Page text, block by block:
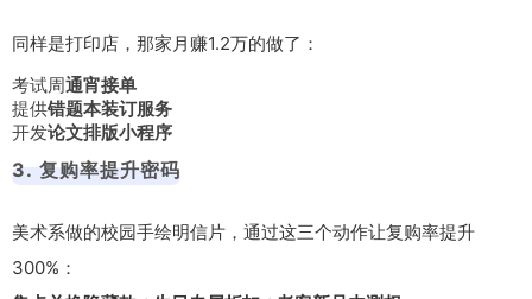
同样是打印店，那家月赚1.2万的做了：
考试周通宵接单
提供错题本装订服务
开发论文排版小程序
3. 复购率提升密码
美术系做的校园手绘明信片，通过这三个动作让复购率提升
300%：